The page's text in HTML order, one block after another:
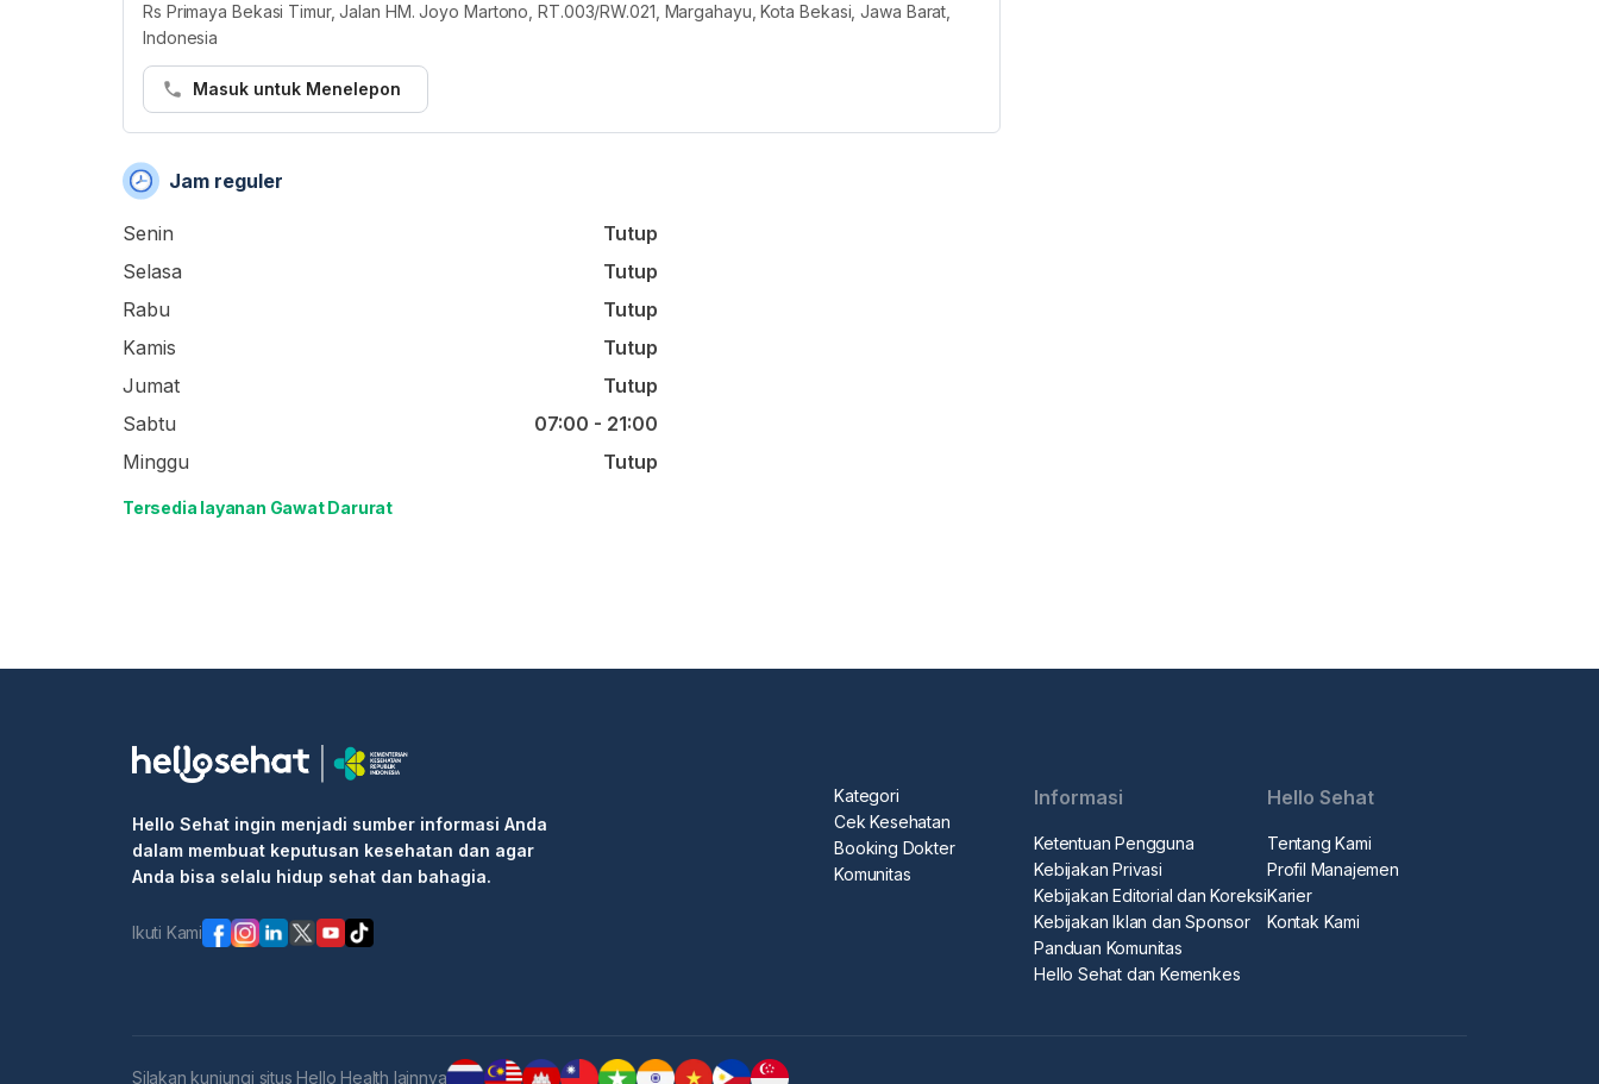
Rs Primaya Bekasi Timur, Jalan HM. Joyo Martono, RT.003/RW.021, Margahayu, Kota Bekasi, Jawa Barat,
Indonesia
Masuk untuk Menelepon
Jam reguler
Senin
Tutup
Selasa
Tutup
Rabu
Tutup
Kamis
Tutup
Jumat
Tutup
Sabtu
07:00 - 21:00
Minggu
Tutup
Tersedia layanan Gawat Darurat
Hello Sehat ingin menjadi sumber informasi Anda
dalam membuat keputusan kesehatan dan agar
Anda bisa selalu hidup sehat dan bahagia.
Ikuti Kami
Kategori
Cek Kesehatan
Booking Dokter
Komunitas
Informasi
Ketentuan Pengguna
Kebijakan Privasi
Kebijakan Editorial dan Koreksi
Kebijakan Iklan dan Sponsor
Panduan Komunitas
Hello Sehat dan Kemenkes
Hello Sehat
Tentang Kami
Profil Manajemen
Karier
Kontak Kami
Silakan kunjungi situs Hello Health lainnya